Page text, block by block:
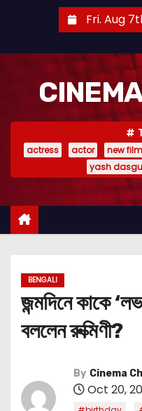
e
Fri. Aug
actress actor new film
yash
BENGALI
জন্মদিনে কাকে
বললেন রুক্মিণী?
By Cinema
Oct 20,